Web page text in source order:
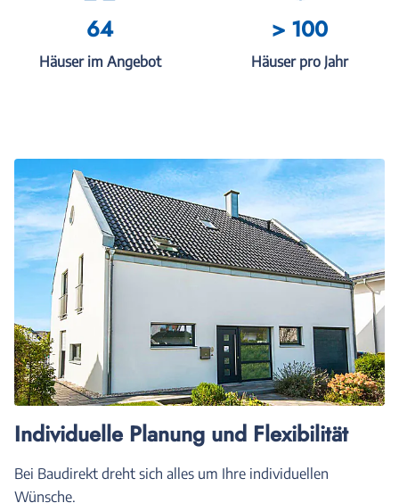
64
Häuser im Angebot
> 100
Häuser pro Jahr
Individuelle Planung und Flexibilität
Bei Baudirekt dreht sich alles um Ihre individuellen
Wünsche.